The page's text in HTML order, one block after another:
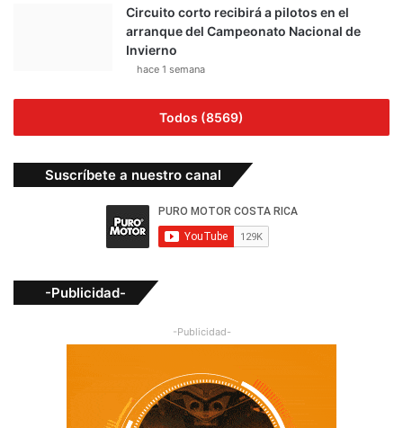
Circuito corto recibirá a pilotos en el
arranque del Campeonato Nacional de
Invierno
hace 1 semana
Todos (8569)
Suscríbete a nuestro canal
-Publicidad-
-Publicidad-